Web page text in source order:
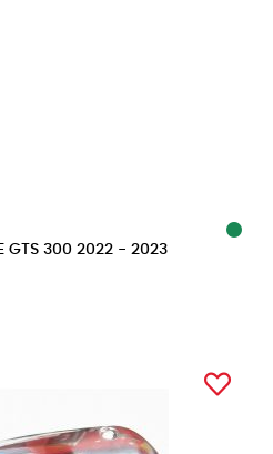
GTS 300 2022 - 2023